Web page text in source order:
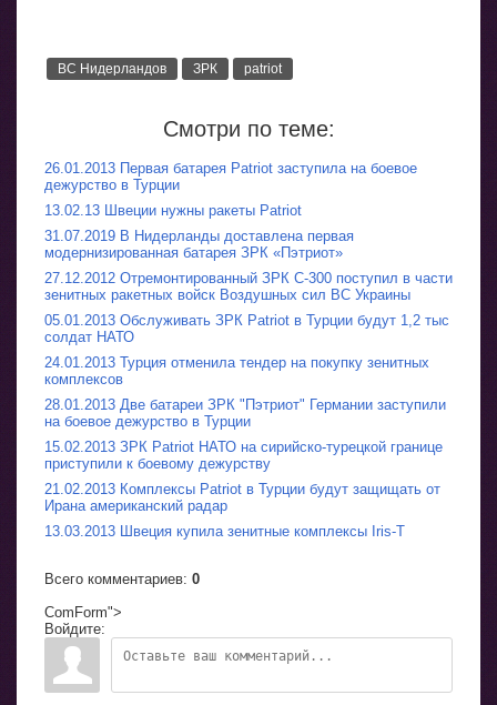
ВС Нидерландов ЗРК patriot
Смотри по теме:
26.01.2013 Первая батарея Patriot заступила на боевое
дежурство в Турции
13.02.13 Швеции нужны ракеты Patriot
31.07.2019 В Нидерланды доставлена первая
модернизированная батарея ЗРК «Пэтриот»
27.12.2012 Отремонтированный ЗРК С-300 поступил в части
зенитных ракетных войск Воздушных сил ВС Украины
05.01.2013 Обслуживать ЗРК Patriot в Турции будут 1,2 тыс
солдат НАТО
24.01.2013 Турция отменила тендер на покупку зенитных
комплексов
28.01.2013 Две батареи ЗРК "Пэтриот" Германии заступили
на боевое дежурство в Турции
15.02.2013 ЗРК Patriot НАТО на сирийско-турецкой границе
приступили к боевому дежурству
21.02.2013 Комплексы Patriot в Турции будут защищать от
Ирана американский радар
13.03.2013 Швеция купила зенитные комплексы Iris-T
Всего комментариев: 0
ComForm">
Войдите: